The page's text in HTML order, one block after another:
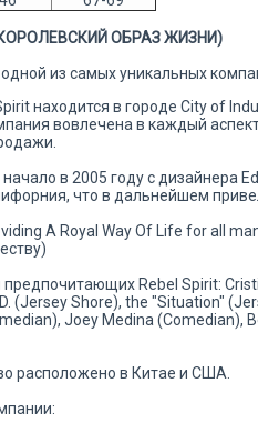
(КОРОЛЕВСКИЙ ОБРАЗ ЖИЗНИ)
одной из самых уникальных
находится в городе City of
вовлечена в каждый
в 2005 году с дизайнера
что в дальнейшем
A Royal Way Of Life for all
Rebel Spirit:
(Jersey Shore), the "Situation"
Joey Medina (Comedian),
расположено в Китае и США.